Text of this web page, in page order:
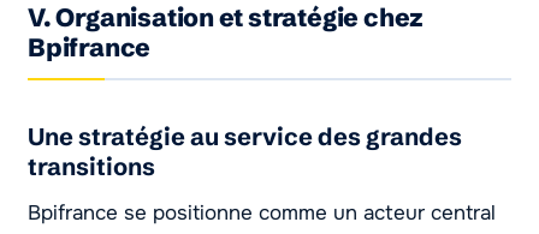
V. Organisation et stratégie chez
Bpifrance
Une stratégie au service des grandes
transitions
Bpifrance se positionne comme un acteur central